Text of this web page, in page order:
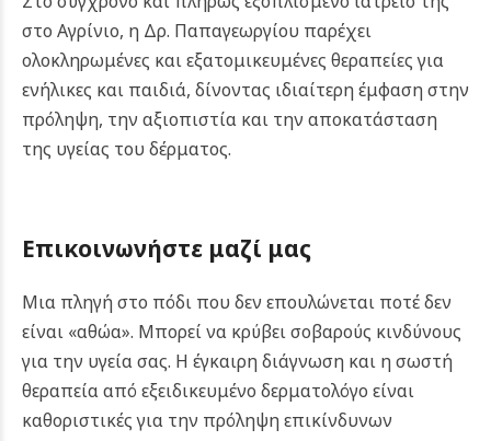
στο Αγρίνιο, η Δρ. Παπαγεωργίου παρέχει
ολοκληρωμένες και εξατομικευμένες θεραπείες για
ενήλικες και παιδιά, δίνοντας ιδιαίτερη έμφαση στην
πρόληψη, την αξιοπιστία και την αποκατάσταση
της υγείας του δέρματος.
Επικοινωνήστε μαζί μας
Μια πληγή στο πόδι που δεν επουλώνεται ποτέ δεν
είναι «αθώα». Μπορεί να κρύβει σοβαρούς κινδύνους
για την υγεία σας. Η έγκαιρη διάγνωση και η σωστή
θεραπεία από εξειδικευμένο δερματολόγο είναι
καθοριστικές για την πρόληψη επικίνδυνων